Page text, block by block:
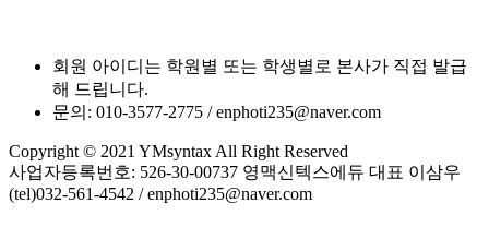
회원 아이디는 학원별 또는 학생별로 본사가 직접 발급
해 드립니다.
문의: 010-3577-2775 / enphoti235@naver.com
Copyright © 2021 YMsyntax All Right Reserved
사업자등록번호: 526-30-00737 영맥신텍스에듀 대표 이삼우
(tel)032-561-4542 / enphoti235@naver.com